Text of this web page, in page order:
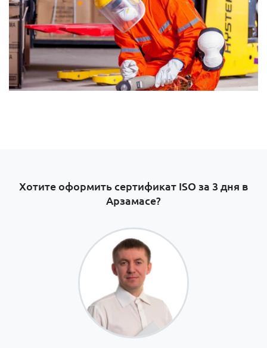
Хотите оформить сертификат ISO за 3 дня в
Арзамасе?